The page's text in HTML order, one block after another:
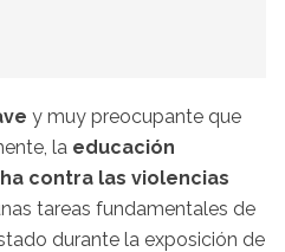
y muy preocupante que
la educación
contra las violencias
tareas fundamentales de
durante la exposición de